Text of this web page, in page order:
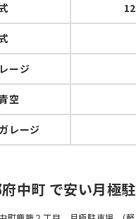
アスファルト）
アスファルト）
ージ
空
レージ
中町 で安い月極